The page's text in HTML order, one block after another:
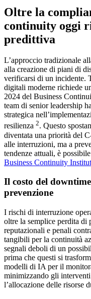
Oltre la
continuity oggi
predittiva
L’approccio tradizionale
alla creazione di piani di
verificarsi di un incidente.
digitali moderne richiede
2024 del Business
team di senior leadership
strategica
resilienza 2. Questo
diventata una priorità del
alle interruzioni, ma a
tendenze attuali, è
Business Continuity
Il costo del
prevenzione
I rischi di interruzione
oltre la semplice perdita di
reputazionali e penali
tangibili per la continuità
segnali deboli di un
prima che questi si
modelli di IA per il
minimizzando gli
l’allocazione delle risorse